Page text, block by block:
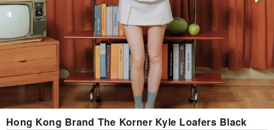
Hong Kong Brand The Korner Kyle Loafers Black